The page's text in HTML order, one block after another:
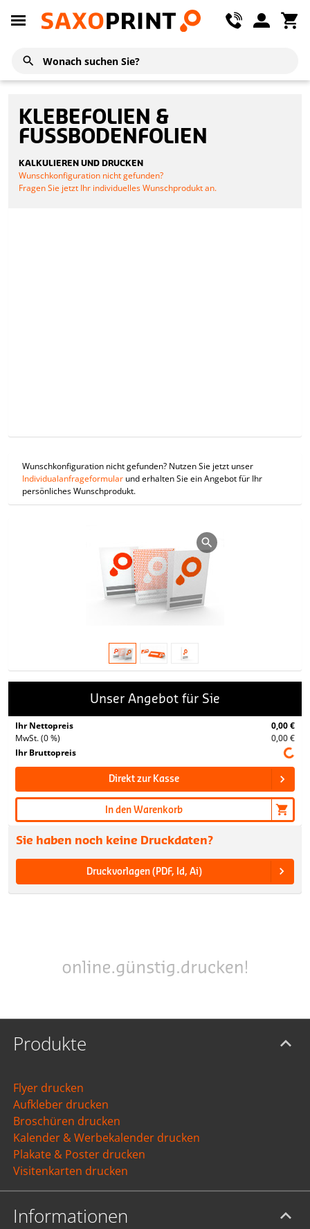
KLEBEFOLIEN &
FUSSBODENFOLIEN
KALKULIEREN UND DRUCKEN
Wunschkonfiguration nicht gefunden?
Fragen Sie jetzt Ihr individuelles Wunschprodukt an.
Wunschkonfiguration nicht gefunden? Nutzen Sie jetzt unser
Individualanfrageformular und erhalten Sie ein Angebot für Ihr
persönliches Wunschprodukt.
Unser Angebot für Sie
Ihr Nettopreis
0,00 €
MwSt. (0 %)
0,00 €
Ihr Bruttopreis
Direkt zur Kasse
In den Warenkorb
Sie haben noch keine Druckdaten?
Druckvorlagen (PDF, Id, Ai)
Produkte
Flyer drucken
Aufkleber drucken
Broschüren drucken
Kalender & Werbekalender drucken
Plakate & Poster drucken
Visitenkarten drucken
Informationen